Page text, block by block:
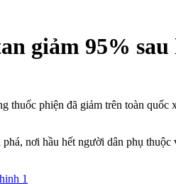
giảm 95%
phiện đã giảm trên toàn
nơi hầu hết người dân phụ